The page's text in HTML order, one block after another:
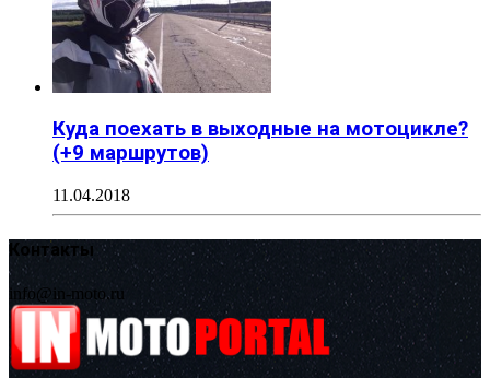
Куда поехать в выходные на мотоцикле?
(+9 маршрутов)
11.04.2018
Контакты
info@in-moto.ru